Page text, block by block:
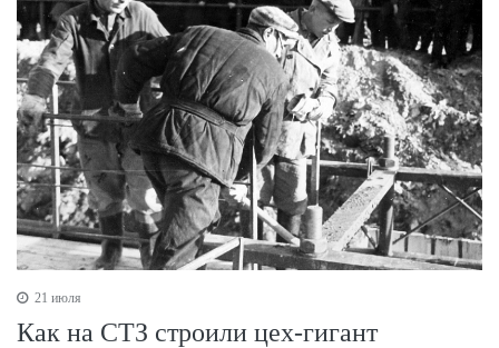
21 июля
Как на СТЗ строили цех-гигант